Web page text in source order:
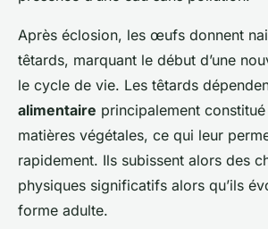
Après éclosion, les œufs donnent
têtards, marquant le début d’une
le cycle de vie. Les têtards
alimentaire principalement constitué
matières végétales, ce qui leur
rapidement. Ils subissent alors des
physiques significatifs alors qu’ils
forme adulte.